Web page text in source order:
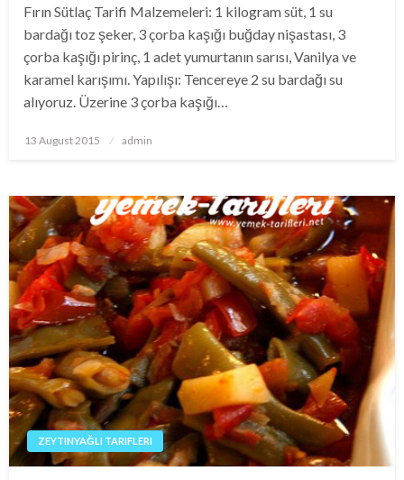
Fırın Sütlaç Tarifi Malzemeleri: 1 kilogram süt, 1 su
bardağı toz şeker, 3 çorba kaşığı buğday nişastası, 3
çorba kaşığı pirinç, 1 adet yumurtanın sarısı, Vanilya ve
karamel karışımı. Yapılışı: Tencereye 2 su bardağı su
alıyoruz. Üzerine 3 çorba kaşığı…
Posted
13 August 2015 admin
ZEYTINYAĞLI TARIFLERI